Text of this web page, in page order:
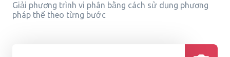
Giải phương trình vi phân bằng cách sử dụng phương
pháp thế theo từng bước